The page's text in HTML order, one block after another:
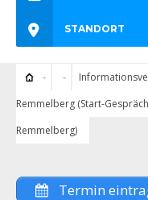
STANDORT
Remmelberg (Start-
Remmelberg)
Termin